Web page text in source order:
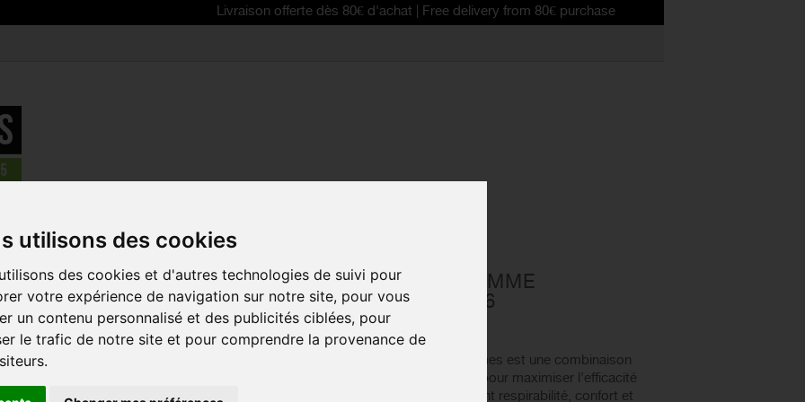
utilisons des cookies
des cookies et d'autres technologies de suivi pour
votre expérience de navigation sur notre site, pour vous
un contenu personnalisé et des publicités ciblées, pour
le trafic de notre site et pour comprendre la provenance de
Livraison offerte dès 80€ d'achat | Free delivery from 80€ purchase
femme >GOBIK aerosuit femme Stratos Steel 2026
NOUVEAU !
GOBIK AEROSUIT FEMME
STRATOS STEEL 2026
Référence : 10-08-110-002
L’aerosuit Stratos Steel pour femmes est une combinaison
route haute performance, conçue pour maximiser l’efficacité
aérodynamique tout en garantissant respirabilité, confort et